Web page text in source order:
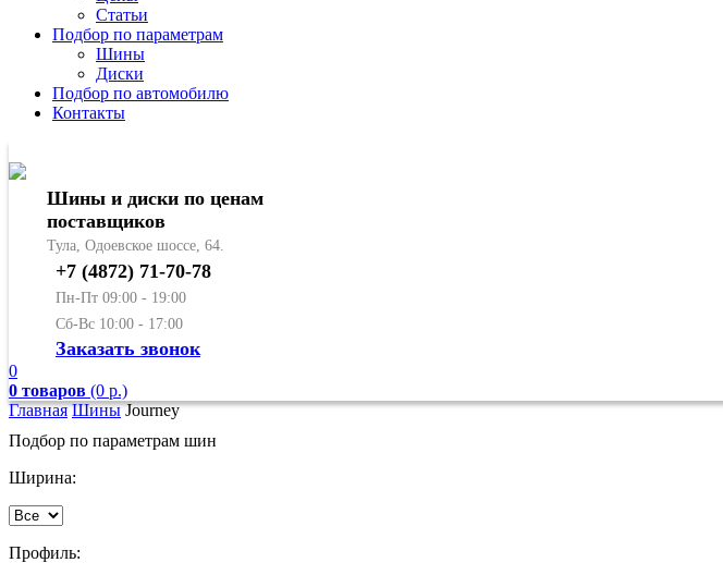
Статьи
Подбор по параметрам
Шины
Диски
Подбор по автомобилю
Контакты
Шины и диски по ценам
поставщиков
Тула, Одоевское шоссе, 64.
+7 (4872) 71-70-78
Пн-Пт 09:00 - 19:00
Сб-Вс 10:00 - 17:00
Заказать звонок
0
0 товаров (0 р.)
Главная ШиныJourney
Подбор по параметрам шин
Ширина:
Профиль: